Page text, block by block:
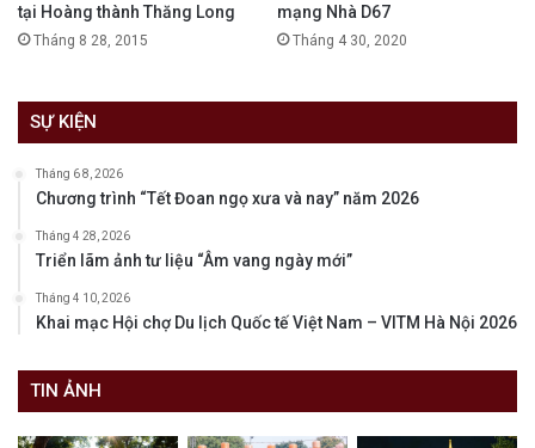
tại Hoàng thành Thăng Long
Tháng 8 28, 2015
mạng Nhà D67
Tháng 4 30, 2020
SỰ KIỆN
Tháng 6 8, 2026
Chương trình “Tết Đoan ngọ xưa và nay” năm 2026
Tháng 4 28, 2026
Triển lãm ảnh tư liệu “Âm vang ngày mới”
Tháng 4 10, 2026
Khai mạc Hội chợ Du lịch Quốc tế Việt Nam – VITM Hà Nội 2026
TIN ẢNH